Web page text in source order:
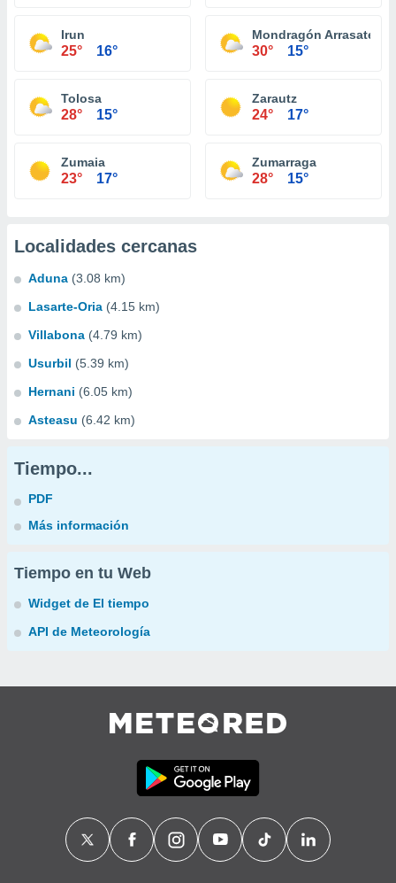
Irun
25° 16°
Mondragón Arrasate
30° 15°
Tolosa
28° 15°
Zarautz
24° 17°
Zumaia
23° 17°
Zumarraga
28° 15°
Localidades cercanas
Aduna (3.08 km)
Lasarte-Oria (4.15 km)
Villabona (4.79 km)
Usurbil (5.39 km)
Hernani (6.05 km)
Asteasu (6.42 km)
Tiempo...
PDF
Más información
Tiempo en tu Web
Widget de El tiempo
API de Meteorología